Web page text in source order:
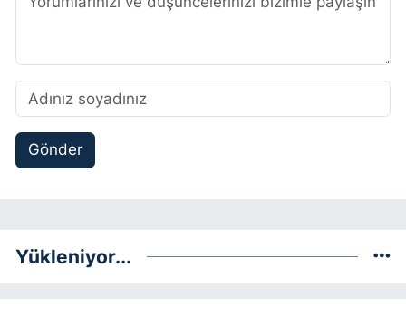
Gönder
Yükleniyor...